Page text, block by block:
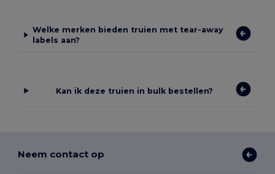
Welke merken bieden truien met tear-away
labels aan?
Kan ik deze truien in bulk bestellen?
Neem contact op